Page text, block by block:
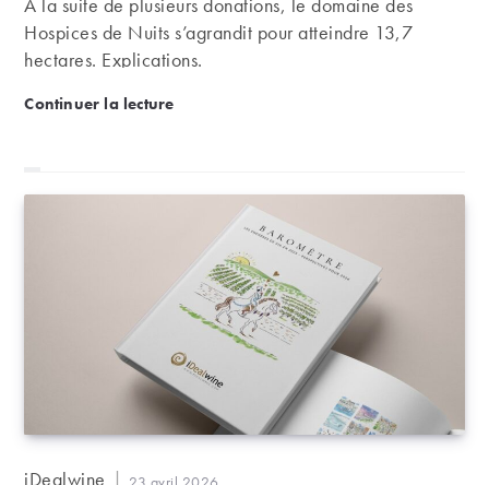
Hospices de Nuits s’agrandit pour atteindre 13,7
hectares. Explications.
Continuer la lectureLe domaine des Hospices de Nuits-Saint-Georges
Auteur/autrice
iDealwine